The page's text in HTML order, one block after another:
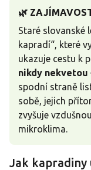
🌿
Staré slovanské
kapradí“, které
ukazuje cestu k
nikdy nekvetou
spodní straně
sobě, jejich
zvyšuje
mikroklima.
Jak kapradiny